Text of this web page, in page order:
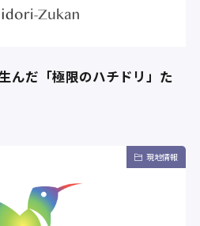
んだ「極限のハチドリ」た
現地情報